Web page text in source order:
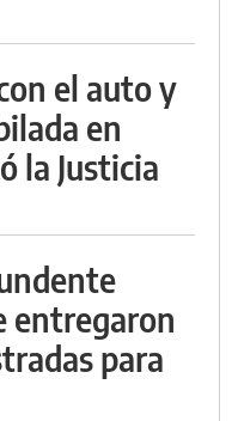
el auto y
en
la Justicia
entregaron
para